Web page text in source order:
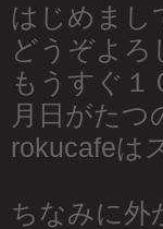
はじめまし
どうぞよろ
もうすぐ１
月日がたつ
rokucafeは
ちなみに